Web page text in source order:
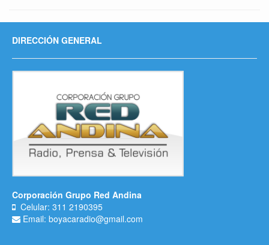
DIRECCIÓN GENERAL
Corporación Grupo Red Andina
Celular: 311 2190395
Email: boyacaradio@gmail.com